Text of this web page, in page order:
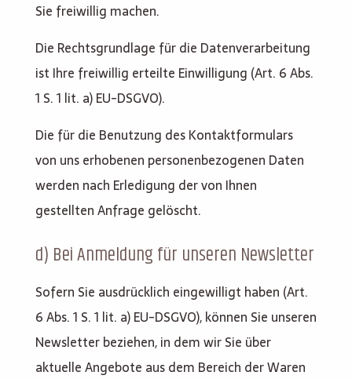
Sie freiwillig machen.
Die Rechtsgrundlage für die Datenverarbeitung
ist Ihre freiwillig erteilte Einwilligung (Art. 6 Abs.
1 S. 1 lit. a) EU-DSGVO).
Die für die Benutzung des Kontaktformulars
von uns erhobenen personenbezogenen Daten
werden nach Erledigung der von Ihnen
gestellten Anfrage gelöscht.
d) Bei Anmeldung für unseren Newsletter
Sofern Sie ausdrücklich eingewilligt haben (Art.
6 Abs. 1 S. 1 lit. a) EU-DSGVO), können Sie unseren
Newsletter beziehen, in dem wir Sie über
aktuelle Angebote aus dem Bereich der Waren